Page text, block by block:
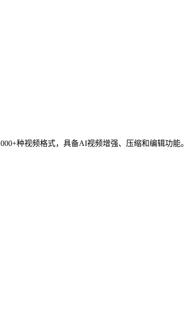
种视频格式，具备AI视频增强、压缩和编辑功能。